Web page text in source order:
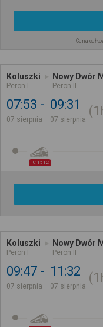
Cena
Koluszki
Peron I
Nowy Dwór
Peron II
07:53
07 sierpnia
09:31
07 sierpnia
IC 1512
Koluszki
Peron I
Nowy Dwór
Peron II
09:47
07 sierpnia
11:32
07 sierpnia